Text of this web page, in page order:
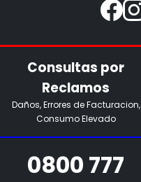
Consultas por
Reclamos
Daños, Errores de Facturacion,
Consumo Elevado
0800 777